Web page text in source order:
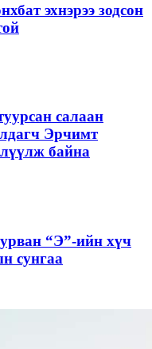
эхнэрээ зодсон
салаан
Эрчимт
байна
“Э”-ийн хүч
сунгаа